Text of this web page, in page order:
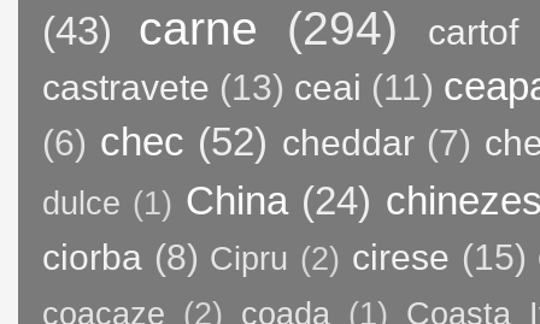
(43)
carne (294)
cartof
castravete (13) ceai (11)
(6) chec (52) cheddar (7)
dulce (1) China (24)
ciorba (8) Cipru (2) cirese (15)
coacaze (2) coada (1) Coasta